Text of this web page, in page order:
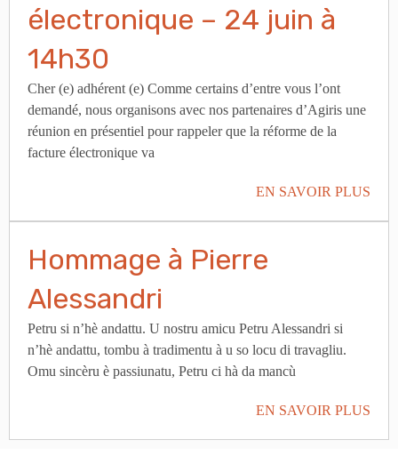
électronique – 24 juin à
14h30
Cher (e) adhérent (e) Comme certains d’entre vous l’ont
demandé, nous organisons avec nos partenaires d’Agiris une
réunion en présentiel pour rappeler que la réforme de la
facture électronique va
EN SAVOIR PLUS
Hommage à Pierre
Alessandri
Petru si n’hè andattu. U nostru amicu Petru Alessandri si
n’hè andattu, tombu à tradimentu à u so locu di travagliu.
Omu sincèru è passiunatu, Petru ci hà da mancù
EN SAVOIR PLUS